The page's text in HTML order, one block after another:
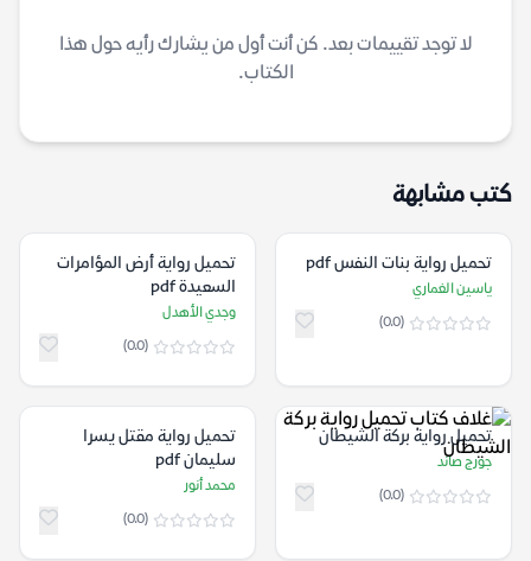
لا توجد تقييمات بعد. كن أنت أول من يشارك رأيه حول هذا
الكتاب.
كتب مشابهة
تحميل رواية بنات النفس pdf
ياسين الغماري
(0.0)
تحميل رواية أرض المؤامرات
السعيدة pdf
وجدي الأهدل
(0.0)
تحميل رواية بركة الشيطان
جورج صاند
(0.0)
تحميل رواية مقتل يسرا
سليمان pdf
محمد أنور
(0.0)